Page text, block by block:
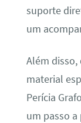
suporte
um
Além
material
Perícia
um passo